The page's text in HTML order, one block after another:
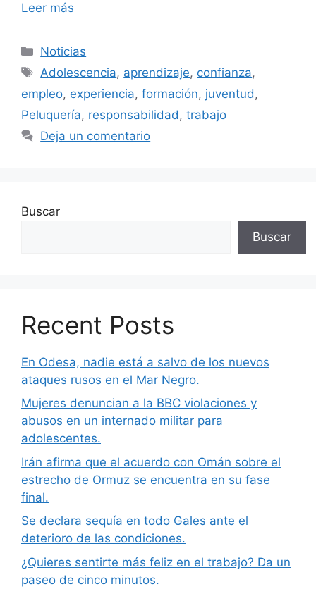
Leer más
Categorías
Noticias
Etiquetas
Adolescencia, aprendizaje, confianza,
empleo, experiencia, formación, juventud ,
Peluquería, responsabilidad , trabajo
Deja un comentario
Buscar
Buscar
Recent Posts
En Odesa, nadie está a salvo de los nuevos
ataques rusos en el Mar Negro.
Mujeres denuncian a la BBC violaciones y
abusos en un internado militar para
adolescentes.
Irán afirma que el acuerdo con Omán sobre el
estrecho de Ormuz se encuentra en su fase
final.
Se declara sequía en todo Gales ante el
deterioro de las condiciones.
¿Quieres sentirte más feliz en el trabajo? Da un
paseo de cinco minutos.